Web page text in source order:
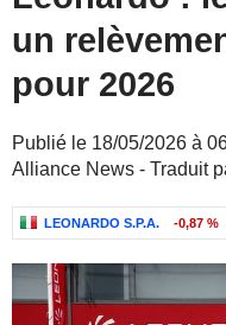
un
pour 2026
Publié le 18/05/2026 à
Alliance News - Traduit
LEONARDO S.P.A. -0,87 %